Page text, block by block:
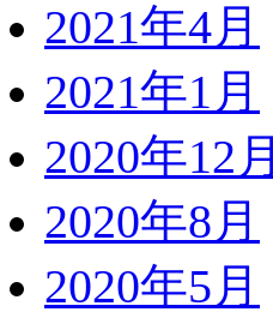
2021年4月
2021年1月
2020年12月
2020年8月
2020年5月